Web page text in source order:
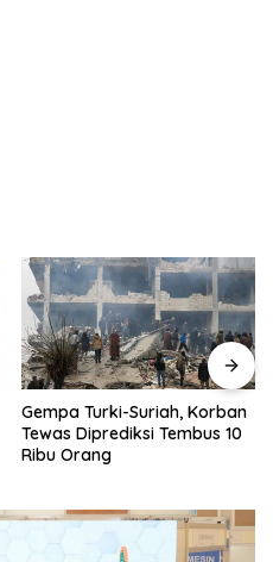
Gempa Turki-Suriah, Korban
Tewas Diprediksi Tembus 10
Ribu Orang